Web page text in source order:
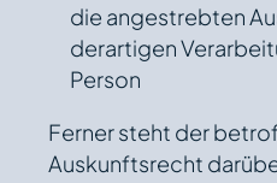
die angestrebten
derartigen
Person
Ferner steht der
Auskunftsrecht